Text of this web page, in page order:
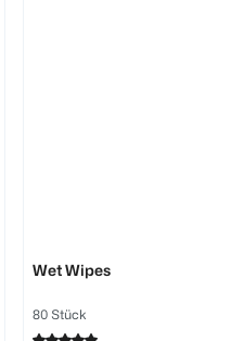
Wet Wipes
80 Stück